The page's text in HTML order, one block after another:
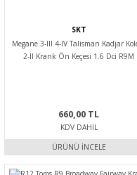
SKT
Megane 3-III 4-IV Talisman Kadjar
2-II Krank Ön Keçesi 1.6 Dci R9M
660,00 TL
KDV DAHIL
ÜRÜNÜ İNCELE